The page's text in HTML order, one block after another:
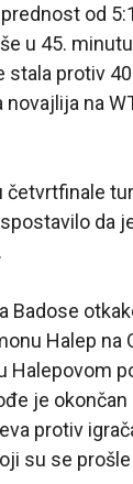
od
u 45.
stala protiv
na
četvrtfinale
da
Badose
Halep na
Halepovom
je
protiv
su se